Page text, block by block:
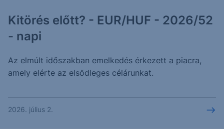
Kitörés előtt? - EUR/HUF - 2026/52
- napi
Az elmúlt időszakban emelkedés érkezett a piacra,
amely elérte az elsődleges célárunkat.
2026. július 2.